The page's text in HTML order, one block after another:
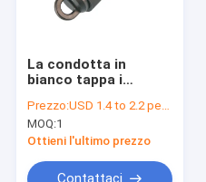
Giro della fabbrica
Richieda una citazione
La condotta in
bianco tappa i
sigillatura per le reti
via cavo canalizzate
Prezzo:USD 1.4 to 2.2 per Set
MOQ:1
Ottieni l'ultimo prezzo
Contattaci